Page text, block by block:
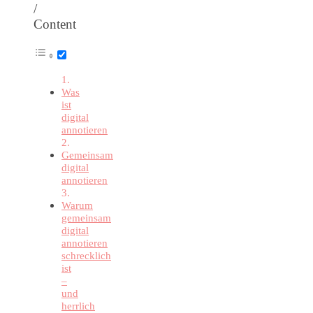
/
Content
Was
ist
digital
annotieren
Gemeinsam
digital
annotieren
Warum
gemeinsam
digital
annotieren
schrecklich
ist
–
und
herrlich